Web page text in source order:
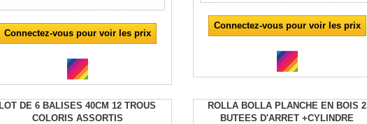
Connectez-vous pour voir les prix
Connectez-vous pour voir les prix
LOT DE 6 BALISES 40CM 12 TROUS
COLORIS ASSORTIS
ROLLA BOLLA PLANCHE EN BOIS 2
BUTEES D'ARRET +CYLINDRE